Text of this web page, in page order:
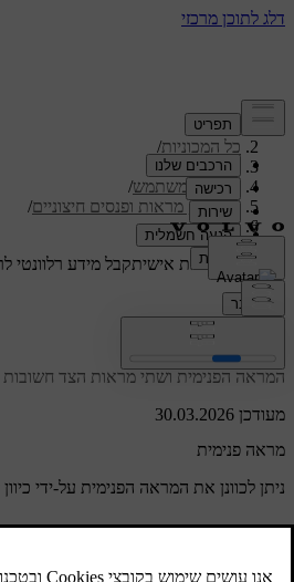
תמיכה/
כל המכוניות/
ES90 2026
/
מדריך למשתמש/
ראות, מראות ופנסים חיצוניים/
מראות
תמיכה מותאמת אישיתקבל מידע רלוונטי
התחבר
מעודכן 30.03.2026
המראה הפנימית ושתי מראות הצד חשובות
מראה פנימית
ניתן לכוונן את המראה הפנימית על-ידי
מראות צד
ניתן לכוונן את מצבי מראות הצד